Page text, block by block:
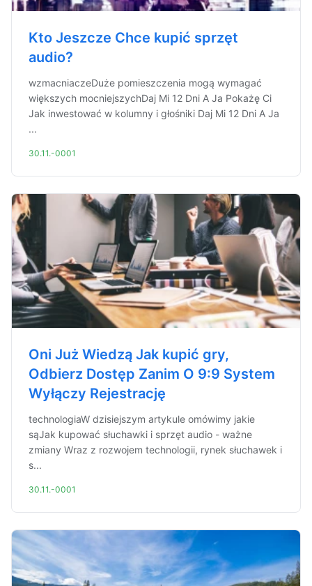
Kto Jeszcze Chce kupić sprzęt
audio?
wzmacniaczeDuże pomieszczenia mogą wymagać
większych mocniejszychDaj Mi 12 Dni A Ja Pokażę Ci
Jak inwestować w kolumny i głośniki Daj Mi 12 Dni A Ja
...
30.11.-0001
Oni Już Wiedzą Jak kupić gry,
Odbierz Dostęp Zanim O 9:9 System
Wyłączy Rejestrację
technologiaW dzisiejszym artykule omówimy jakie
sąJak kupować słuchawki i sprzęt audio - ważne
zmiany Wraz z rozwojem technologii, rynek słuchawek i
s...
30.11.-0001